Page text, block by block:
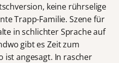
keine rührselige
Trapp-Familie. Szene für
in schlichter Sprache auf
gibt es Zeit zum
ist angesagt. In rascher